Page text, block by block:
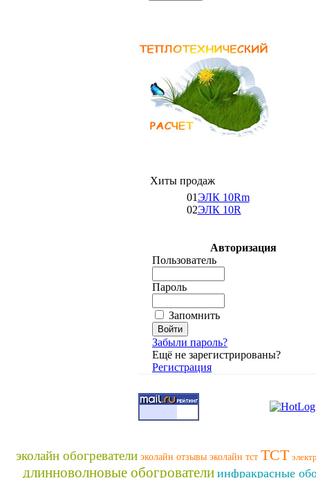
Хиты продаж
01ЭЛК 10Rm
02ЭЛК 10R
Авторизация
Пользователь
Пароль
Запомнить
Забыли пароль?
Ещё не зарегистрированы?
Регистрация
эколайн обогреватели эколайн отзывы эколайн тст ТСТ
длинноволновые обогрователи инфракрасные